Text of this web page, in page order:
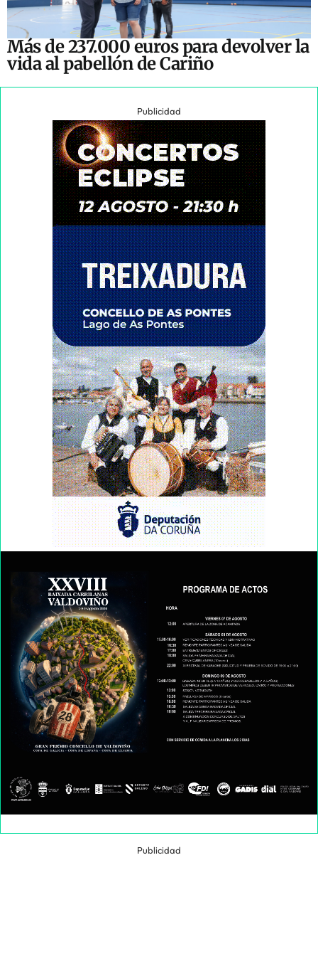
Más de 237.000 euros para devolver la
vida al pabellón de Cariño
Publicidad
Publicidad